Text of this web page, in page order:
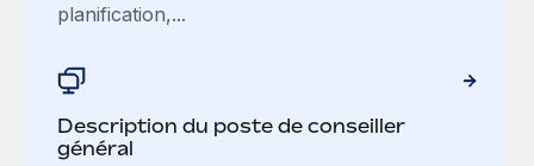
planification,...
Description du poste de conseiller
général